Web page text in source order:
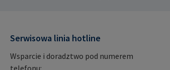
Serwisowa linia hotline
Wsparcie i doradztwo pod numerem